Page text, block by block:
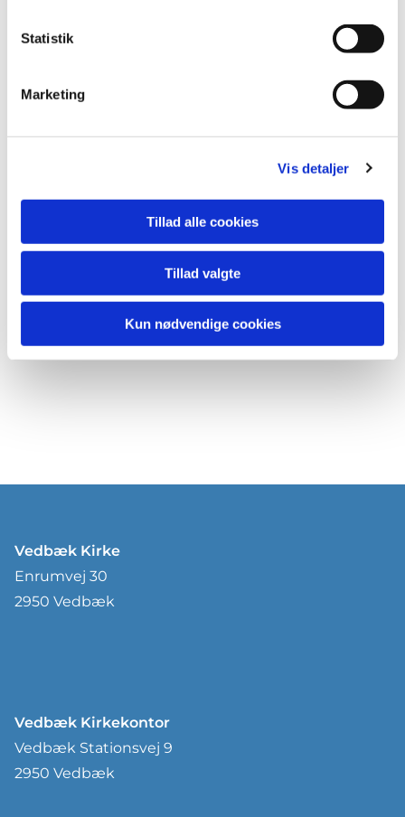
Statistik
Marketing
Vis detaljer
Tillad alle cookies
Tillad valgte
Kun nødvendige cookies
Vedbæk Kirke
Enrumvej 30
2950 Vedbæk
Vedbæk Kirkekontor
Vedbæk Stationsvej 9
2950 Vedbæk